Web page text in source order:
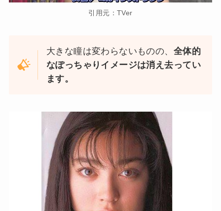
引用元：TVer
大きな瞳は変わらないものの、 全体的
なぽっちゃりイメージは消え去ってい
ます。